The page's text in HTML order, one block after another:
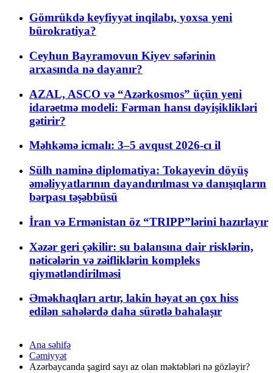
Gömrükdə keyfiyyət inqilabı, yoxsa yeni
bürokratiya?
Ceyhun Bayramovun Kiyev səfərinin
arxasında nə dayanır?
AZAL, ASCO və “Azərkosmos” üçün yeni
idarəetmə modeli: Fərman hansı dəyişiklikləri
gətirir?
Məhkəmə icmalı: 3–5 avqust 2026-cı il
Sülh naminə diplomatiya: Tokayevin döyüş
əməliyyatlarının dayandırılması və danışıqların
bərpası təşəbbüsü
İran və Ermənistan öz “TRIPP”lərini hazırlayır
Xəzər geri çəkilir: su balansına dair risklərin,
nəticələrin və zəifliklərin kompleks
qiymətləndirilməsi
Əməkhaqları artır, lakin həyat ən çox hiss
edilən sahələrdə daha sürətlə bahalaşır
Ana səhifə
Cəmiyyət
Azərbaycanda şagird sayı az olan məktəbləri nə gözləyir?